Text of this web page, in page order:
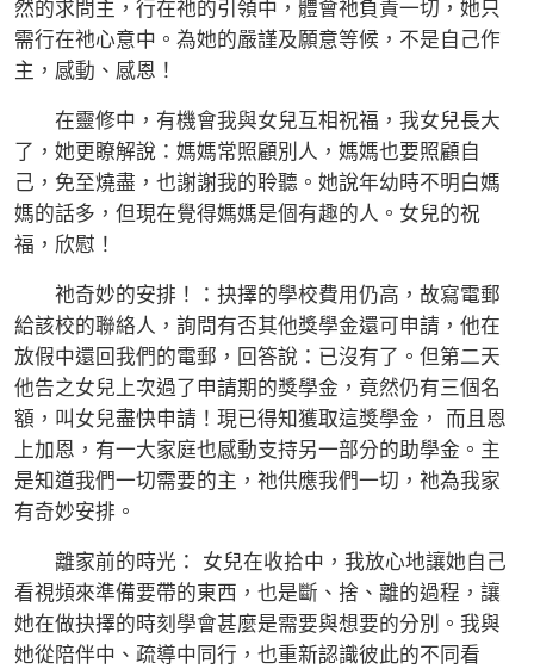
然的求問主，行在祂的引領中，體會祂負責一切，她只
需行在祂心意中。為她的嚴謹及願意等候，不是自己作
主，感動、感恩！
在靈修中，有機會我與女兒互相祝福，我女兒長大
了，她更瞭解說：媽媽常照顧別人，媽媽也要照顧自
己，免至燒盡，也謝謝我的聆聽。她說年幼時不明白媽
媽的話多，但現在覺得媽媽是個有趣的人。女兒的祝
福，欣慰！
祂奇妙的安排！：抉擇的學校費用仍高，故寫電郵
給該校的聯絡人，詢問有否其他獎學金還可申請，他在
放假中還回我們的電郵，回答說：已沒有了。但第二天
他告之女兒上次過了申請期的獎學金，竟然仍有三個名
額，叫女兒盡快申請！現已得知獲取這獎學金， 而且恩
上加恩，有一大家庭也感動支持另一部分的助學金。主
是知道我們一切需要的主，祂供應我們一切，祂為我家
有奇妙安排。
離家前的時光： 女兒在收拾中，我放心地讓她自己
看視頻來準備要帶的東西，也是斷、捨、離的過程，讓
她在做抉擇的時刻學會甚麼是需要與想要的分別。我與
她從陪伴中、疏導中同行，也重新認識彼此的不同看